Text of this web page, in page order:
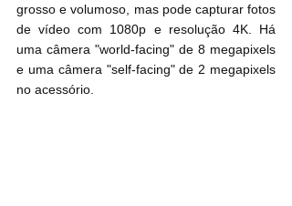
grosso e volumoso, mas pode capturar fotos
de vídeo com 1080p e resolução 4K. Há
uma câmera "world-facing" de 8 megapixels
e uma câmera "self-facing" de 2 megapixels
no acessório.